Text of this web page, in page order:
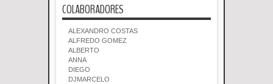
COLABORADORES
ALEXANDRO COSTAS
ALFREDO GOMEZ
ALBERTO
ANNA
DIEGO
DJMARCELO